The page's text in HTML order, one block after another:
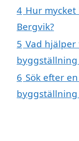
4 Hur
Bergvik?
5 Vad
byggställning
6 Sök efter